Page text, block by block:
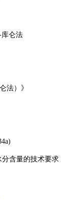
库仑法
法）》
含量的技术要求